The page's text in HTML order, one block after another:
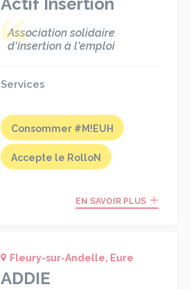
Association solidaire
d'insertion à l'emploi
Services
Consommer #M!EUH
Accepte le RolloN
EN SAVOIR PLUS
Fleury-sur-Andelle, Eure
ADDIE